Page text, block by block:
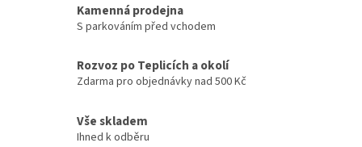
Kamenná prodejna
S parkováním před vchodem
Rozvoz po Teplicích a okolí
Zdarma pro objednávky nad 500 Kč
Vše skladem
Ihned k odběru